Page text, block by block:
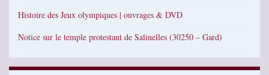
Histoire des Jeux olympiques | ouvrages & DVD
Notice sur le temple protestant de Salinelles (30250 – Gard)